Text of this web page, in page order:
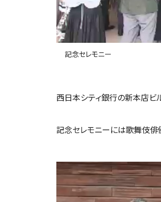
記念セレモニー
西日本シティ銀行の新本店ビ
記念セレモニーには歌舞伎俳